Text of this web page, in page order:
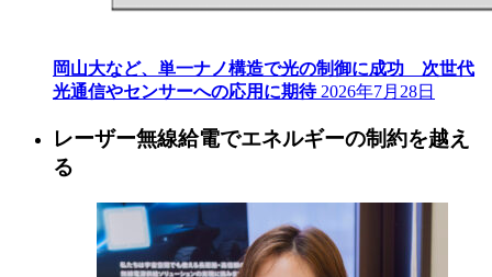
岡山大など、単一ナノ構造で光の制御に成功 次世代
光通信やセンサーへの応用に期待 2026年7月28日
レーザー無線給電でエネルギーの制約を越え
る